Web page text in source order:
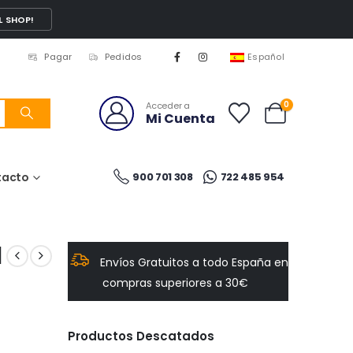
SHOP!
Pagar Pedidos Español
Acceder a
Mi Cuenta
0
900 701 308 722 485 954
Envíos Gratuitos a todo España en
compras superiores a 30€
Productos Descatados